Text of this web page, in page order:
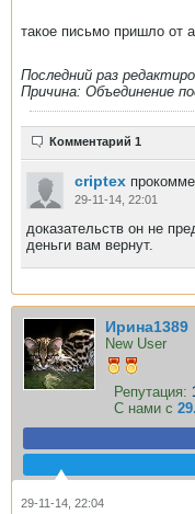
такое письмо пришло от
Последний раз
Причина: Объединение
Комментарий 1
criptex
29-11-14, 22:01
доказательств он не
деньги вам вернут.
Ирина1389
New User
Репутация:
С нами с
29-11-14, 22:04